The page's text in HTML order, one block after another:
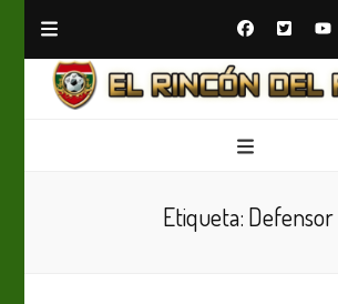
Etiqueta: Defensor